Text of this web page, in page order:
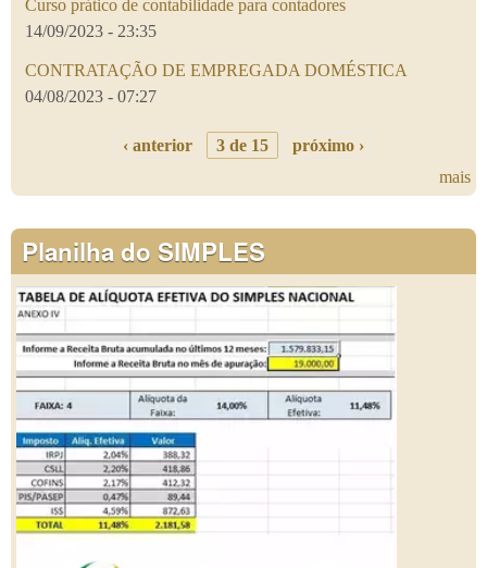
Curso prático de contabilidade para contadores
14/09/2023 - 23:35
CONTRATAÇÃO DE EMPREGADA DOMÉSTICA
04/08/2023 - 07:27
‹ anterior 3 de 15
próximo ›
mais
Planilha do SIMPLES